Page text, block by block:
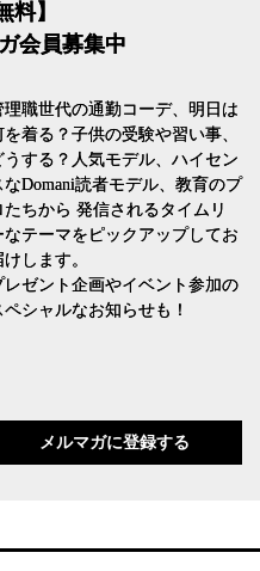
料】
会員募集中
理職世代の通勤コーデ、明日は
を着る？子供の受験や習い事、
うする？人気モデル、ハイセン
なDomani読者モデル、教育のプ
たちから 発信されるタイムリ
なテーマをピックアップしてお
けします。
レゼント企画やイベント参加の
ペシャルなお知らせも！
メルマガに登録する